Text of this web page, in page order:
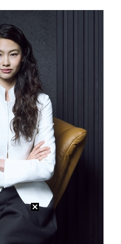
'첫 승 도전' 장은수 "우승 의식하기보다 내 플레이에…